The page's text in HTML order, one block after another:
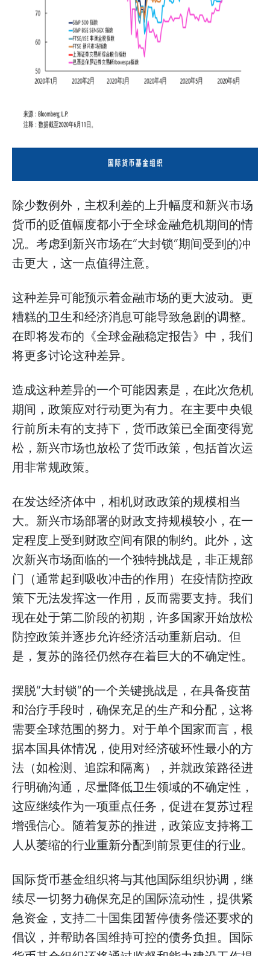
除少数例外，主权利差的上升幅度和新兴市场
货币的贬值幅度都小于全球金融危机期间的情
况。考虑到新兴市场在“大封锁”期间受到的冲
击更大，这一点值得注意。
这种差异可能预示着金融市场的更大波动。更
糟糕的卫生和经济消息可能导致急剧的调整。
在即将发布的《全球金融稳定报告》中，我们
将更多讨论这种差异。
造成这种差异的一个可能因素是，在此次危机
期间，政策应对行动更为有力。在主要中央银
行前所未有的支持下，货币政策已全面变得宽
松，新兴市场也放松了货币政策，包括首次运
用非常规政策。
在发达经济体中，相机财政政策的规模相当
大。新兴市场部署的财政支持规模较小，在一
定程度上受到财政空间有限的制约。此外，这
次新兴市场面临的一个独特挑战是，非正规部
门（通常起到吸收冲击的作用）在疫情防控政
策下无法发挥这一作用，反而需要支持。我们
现在处于第二阶段的初期，许多国家开始放松
防控政策并逐步允许经济活动重新启动。但
是，复苏的路径仍然存在着巨大的不确定性。
摆脱“大封锁”的一个关键挑战是，在具备疫苗
和治疗手段时，确保充足的生产和分配，这将
需要全球范围的努力。对于单个国家而言，根
据本国具体情况，使用对经济破环性最小的方
法（如检测、追踪和隔离），并就政策路径进
行明确沟通，尽量降低卫生领域的不确定性，
这应继续作为一项重点任务，促进在复苏过程
增强信心。随着复苏的推进，政策应支持将工
人从萎缩的行业重新分配到前景更佳的行业。
国际货币基金组织将与其他国际组织协调，继
续尽一切努力确保充足的国际流动性，提供紧
急资金，支持二十国集团暂停债务偿还要求的
倡议，并帮助各国维持可控的债务负担。国际